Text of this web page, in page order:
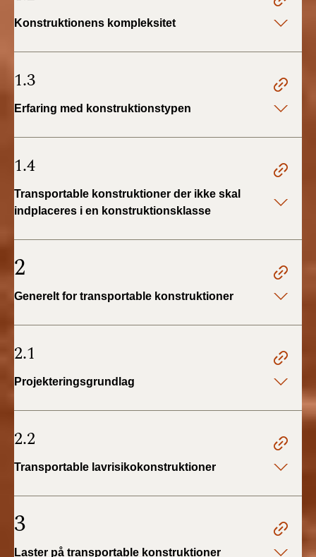
2019)
2018)
BR15 (2015-2018)
2010)
Konstruktionens kompleksitet
1.3
Erfaring med konstruktionstypen
1.4
Transportable konstruktioner der ikke skal
indplaceres i en konstruktionsklasse
2
Generelt for transportable konstruktioner
2.1
Projekteringsgrundlag
2.2
Transportable lavrisikokonstruktioner
3
Laster på transportable konstruktioner